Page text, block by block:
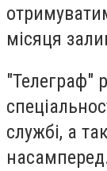
місяця
"Телеграф"
службі, а